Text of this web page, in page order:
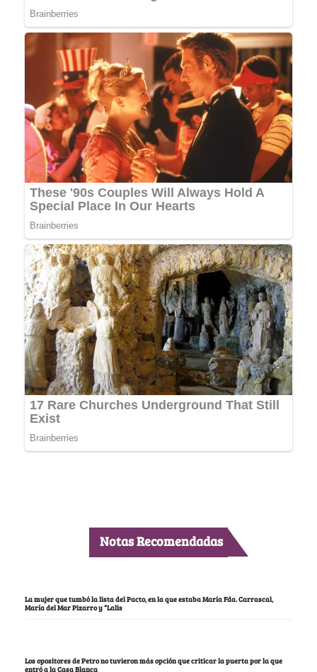
Notas Recomendadas
La mujer que tumbó la lista del Pacto, en la que estaba María Fda. Carrascal,
María del Mar Pizarro y “Lalis
Los opositores de Petro no tuvieron más opción que criticar la puerta por la que
entró a la Casa Blanca